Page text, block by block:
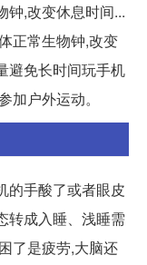
钟,改变休息时间...
正常生物钟,改变
避免长时间玩手机
加户外运动。
的手酸了或者眼皮
转成入睡、浅睡需
了是疲劳,大脑还